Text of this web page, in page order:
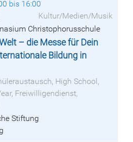
bis 16:00
Kultur/Medien/Musik
Christophorusschule
– die Messe für Dein
Bildung in
High School,
Freiwilligendienst,
Stiftung